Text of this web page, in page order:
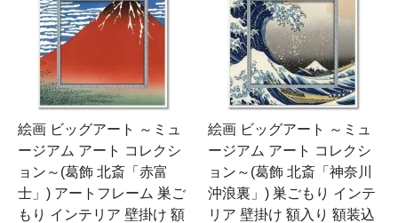
絵画 ビッグアート ～ミュ
ージアム アート コレクシ
ョン～(葛飾 北斎「赤富
士」) アートフレーム 巣ご
もり インテリア 壁掛け 額
絵画 ビッグアート ～ミュ
ージアム アート コレクシ
ョン～(葛飾 北斎「神奈川
沖浪裏」) 巣ごもり インテ
リア 壁掛け 額入り 額装込